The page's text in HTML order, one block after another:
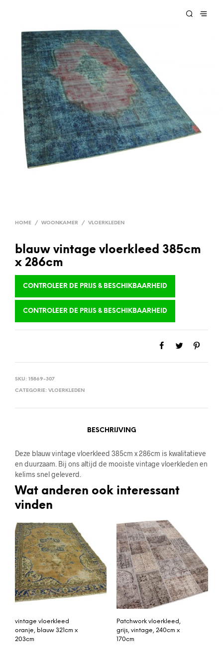
HOME / WOONKAMER / VLOERKLEDEN
blauw vintage vloerkleed 385cm
x 286cm
CONTROLEER DE PRIJS & BESCHIKBAARHEID
CONTROLEER DE PRIJS & BESCHIKBAARHEID
SKU: 15869-307
CATEGORIE: VLOERKLEDEN
BESCHRIJVING
Deze blauw vintage vloerkleed 385cm x 286cm is kwalitatieve
en duurzaam. Bij ons altijd de mooiste vintage vloerkleden en
kelims snel geleverd.
Wat anderen ook interessant
vinden
vintage vloerkleed
oranje, blauw 321cm x
203cm
Patchwork vloerkleed,
grijs, vintage, 240cm x
170cm